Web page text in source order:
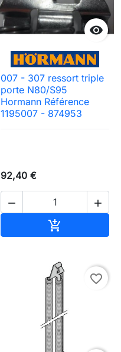

007 - 307 ressort triple
porte N80/S95
Hormann Référence
1195007 - 874953
92,40 €
 

favorite_border